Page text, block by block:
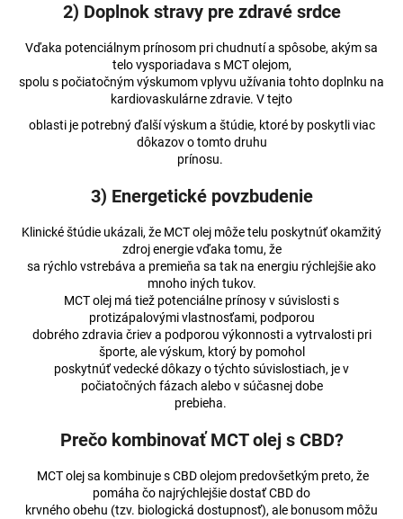
2) Doplnok stravy pre zdravé srdce
Vďaka potenciálnym prínosom pri chudnutí a spôsobe, akým sa
telo vysporiadava s MCT olejom,
spolu s počiatočným výskumom vplyvu užívania tohto doplnku na
kardiovaskulárne zdravie. V tejto
oblasti je potrebný ďalší výskum a štúdie, ktoré by poskytli viac
dôkazov o tomto druhu
prínosu.
3) Energetické povzbudenie
Klinické štúdie ukázali, že MCT olej môže telu poskytnúť okamžitý
zdroj energie vďaka tomu, že
sa rýchlo vstrebáva a premieňa sa tak na energiu rýchlejšie ako
mnoho iných tukov.
MCT olej má tiež potenciálne prínosy v súvislosti s
protizápalovými vlastnosťami, podporou
dobrého zdravia čriev a podporou výkonnosti a vytrvalosti pri
športe, ale výskum, ktorý by pomohol
poskytnúť vedecké dôkazy o týchto súvislostiach, je v
počiatočných fázach alebo v súčasnej dobe
prebieha.
Prečo kombinovať MCT olej s CBD?
MCT olej sa kombinuje s CBD olejom predovšetkým preto, že
pomáha čo najrýchlejšie dostať CBD do
krvného obehu (tzv. biologická dostupnosť), ale bonusom môžu